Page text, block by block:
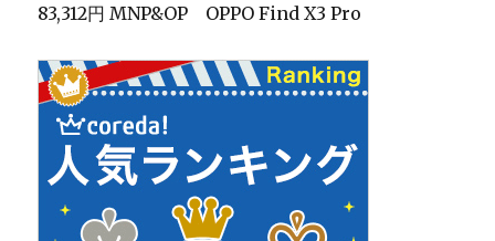
83,312円 MNP&OP OPPO Find X3 Pro